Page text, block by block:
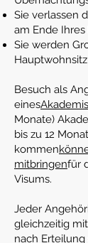
Sie verlassen
am Ende Ihres
Sie werden
Besuch als
eines
Monate)
bis zu 12
kommen
mitbringenfür
Visums.
Jeder
gleichzeitig
nach Erteilung